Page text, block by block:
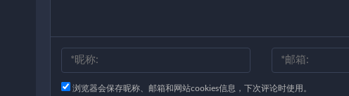
浏览器会保存昵称、邮箱和网站cookies信息，下次评论时使用。